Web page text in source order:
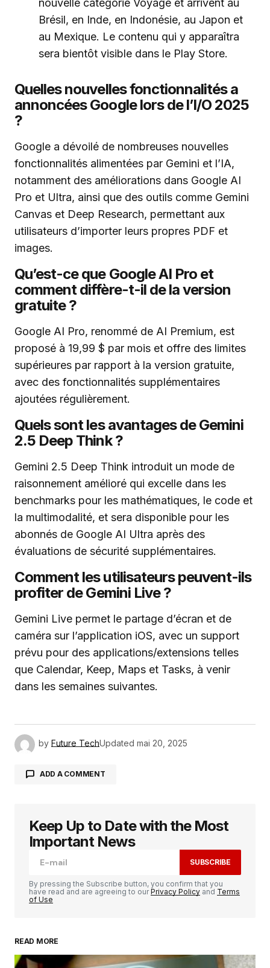
Brésil, en Inde, en Indonésie, au Japon et
au Mexique. Le contenu qui y apparaîtra
sera bientôt visible dans le Play Store.
Quelles nouvelles fonctionnalités a
annoncées Google lors de l’I/O 2025
?
Google a dévoilé de nombreuses nouvelles
fonctionnalités alimentées par Gemini et l’IA,
notamment des améliorations dans Google AI
Pro et Ultra, ainsi que des outils comme Gemini
Canvas et Deep Research, permettant aux
utilisateurs d’importer leurs propres PDF et
images.
Qu’est-ce que Google AI Pro et
comment diffère-t-il de la version
gratuite ?
Google AI Pro, renommé de AI Premium, est
proposé à 19,99 $ par mois et offre des limites
supérieures par rapport à la version gratuite,
avec des fonctionnalités supplémentaires
ajoutées régulièrement.
Quels sont les avantages de Gemini
2.5 Deep Think ?
Gemini 2.5 Deep Think introduit un mode de
raisonnement amélioré qui excelle dans les
benchmarks pour les mathématiques, le code et
la multimodalité, et sera disponible pour les
abonnés de Google AI Ultra après des
évaluations de sécurité supplémentaires.
Comment les utilisateurs peuvent-ils
profiter de Gemini Live ?
Gemini Live permet le partage d’écran et de
caméra sur l’application iOS, avec un support
prévu pour des applications/extensions telles
que Calendar, Keep, Maps et Tasks, à venir
dans les semaines suivantes.
by Future TechUpdated mai 20, 2025
ADD A COMMENT
Votre adresse e-mail ne sera pas publiée. Les
champs obligatoires sont indiqués avec
Your Name
Keep Up to Date with the Most
Important News
SUBSCRIBE
By pressing the Subscribe button, you confirm that you
have read and are agreeing to ourPrivacy Policy and Terms
of Use
READ MORE